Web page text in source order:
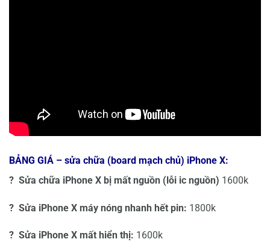
BẢNG GIÁ – sửa chữa (board mạch chủ) iPhone X:
? Sửa chữa iPhone X bị mất nguồn (lỗi ic nguồn) 1600k
? Sửa iPhone X máy nóng nhanh hết pin: 1800k
? Sửa iPhone X mất hiển thị: 1600k